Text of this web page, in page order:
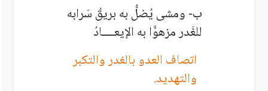
ب- ومشى يُضلُّ به بريقُ سَرابه
للغَدر مزهوًّا به الإيعــــادُ
اتصاف العدو بالغدر والتكبر
والتهديد.